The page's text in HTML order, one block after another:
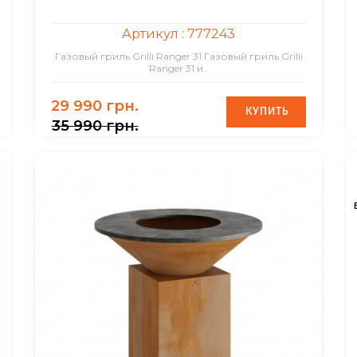
Артикул : 777243
Газовый гриль Grilli Ranger 31 Газовый гриль Grilli
Ranger 31 и..
29 990 грн.
35 990 грн.
КУПИТЬ
КУПИТЬ